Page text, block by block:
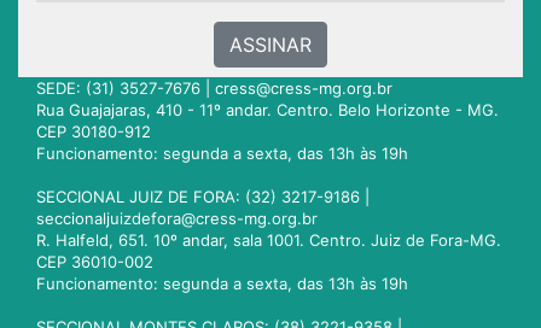
ASSINAR
SEDE: (31) 3527-7676 | cress@cress-mg.org.br
Rua Guajajaras, 410 - 11º andar. Centro. Belo Horizonte - MG.
CEP 30180-912
Funcionamento: segunda a sexta, das 13h às 19h
SECCIONAL JUIZ DE FORA: (32) 3217-9186 |
seccionaljuizdefora@cress-mg.org.br
R. Halfeld, 651. 10º andar, sala 1001. Centro. Juiz de Fora-MG.
CEP 36010-002
Funcionamento: segunda a sexta, das 13h às 19h